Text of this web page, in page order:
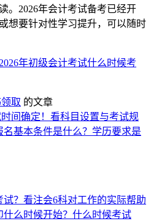
。2026年会计考试备考已经开
想要针对性学习提升，可以随时
2026年初级会计考试什么时候考
取 的文章
间确定！看科目设置与考试规
名基本条件是什么？学历要求是
试？看注会6科对工作的实际帮助
什么时候开始？什么时候考试